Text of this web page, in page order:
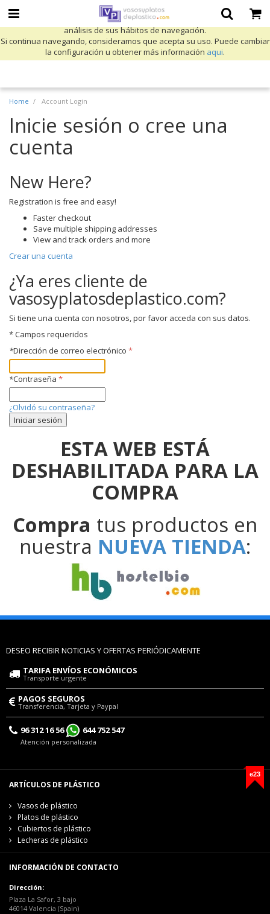
Utilizamos cookies propias y de terceros para mejorar nuestros servicios
y mostrarle publicidad relacionada con sus preferencias mediante el
análisis de sus hábitos de navegación.
Si continua navegando, consideramos que acepta su uso. Puede cambiar
la configuración u obtener más información aqui.
Home Account Login
Inicie sesión o cree una
cuenta
New Here?
Registration is free and easy!
Faster checkout
Save multiple shipping addresses
View and track orders and more
Crear una cuenta
¿Ya eres cliente de
vasosyplatosdeplastico.com?
Si tiene una cuenta con nosotros, por favor acceda con sus datos.
* Campos requeridos
*Dirección de correo electrónico
*Contraseña
¿Olvidó su contraseña?
Iniciar sesión
ESTA WEB ESTÁ
DESHABILITADA PARA LA
COMPRA
Compra tus productos en
nuestra NUEVA TIENDA:
DESEO RECIBIR NOTICIAS Y OFERTAS PERIÓDICAMENTE
TARIFA ENVÍOS ECONÓMICOS
Transporte urgente
PAGOS SEGUROS
Transferencia, Tarjeta y Paypal
96 312 16 56 644 752 547
Atención personalizada
e23
ARTÍCULOS DE PLÁSTICO
Vasos de plástico
Platos de plástico
Cubiertos de plástico
Lecheras de plástico
INFORMACIÓN DE CONTACTO
Dirección:
Plaza La Safor, 3 bajo
46014 Valencia (Spain)